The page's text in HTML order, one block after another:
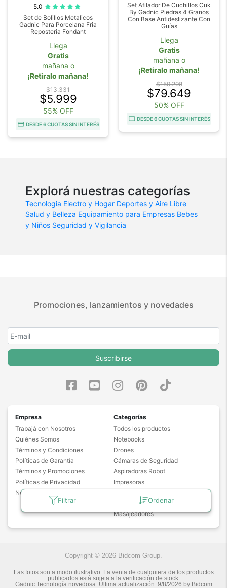
Filtrar Ordenar
5.0
Set de Bolillos Metalicos
Gadnic Para Porcelana Fria
Reposteria Fondant
Llega
Gratis
mañana o
¡Retiralo mañana!
$13.331
$5.999
55% OFF
DESDE 6 CUOTAS SIN INTERÉS
Set Afilador De Cuchillos Cuk
By Gadnic Piedras 4 Granos
Con Base Antideslizante Con
Guías
Llega
Gratis
mañana o
¡Retiralo mañana!
$159.298
$79.649
50% OFF
DESDE 6 CUOTAS SIN INTERÉS
Explorá nuestras categorías
Tecnologia Electro y Hogar Deportes y Aire Libre
Salud y Belleza Equipamiento para Empresas Bebes
y Niños Seguridad y Vigilancia
Promociones, lanzamientos y novedades
Suscribirse
Empresa
Trabajá con Nosotros
Quiénes Somos
Términos y Condiciones
Políticas de Garantía
Términos y Promociones
Políticas de Privacidad
Noticias
Categorías
Todos los productos
Notebooks
Drones
Cámaras de Seguridad
Aspiradoras Robot
Impresoras
Freidoras de Aire
Masajeadores
Copyright © 2026 Bidcom Group.
Las fotos son a modo ilustrativo. La venta de cualquiera de los productos
publicados está sujeta a la verificación de stock.
Gadnic Tecnología novedosa. Última actualización: 9/8/2026 by Bidcom